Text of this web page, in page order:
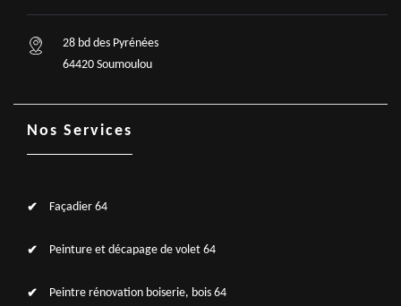
28 bd des Pyrénées
64420 Soumoulou
Nos Services
Façadier 64
Peinture et décapage de volet 64
Peintre rénovation boiserie, bois 64